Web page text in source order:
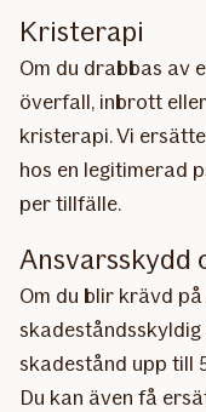
Kristerapi
Om du drabbas av
överfall, inbrott
kristerapi. Vi
hos en legitimerad
per tillfälle.
Ansvarsskydd
Om du blir krävd
skadestånd upp till
Du kan även få